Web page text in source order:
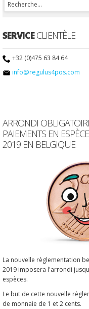
SERVICECLIENTÈLE
+32 (0)475 63 84 64
info@regulus4pos.com
ARRONDI
PAIEMENTS EN
2019 EN BELGIQUE
La nouvelle règlementation
2019 imposera l'arrondi
espèces.
Le but de cette nouvelle
de monnaie de 1 et 2 cents.